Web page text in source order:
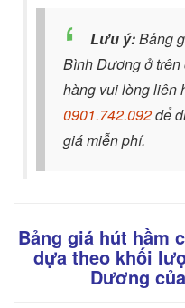
Lưu ý:Bảng
Bình Dương ở trên
hàng vui lòng liên
0901.742.092để
giá miễn phí.
Bảng giá hút hầm
dựa theo khối
Dương